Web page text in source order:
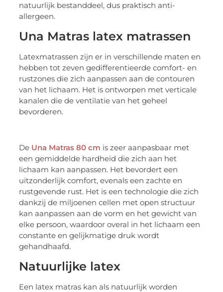
natuurlijk bestanddeel, dus praktisch anti-
allergeen.
Una Matras latex matrassen
Latexmatrassen zijn er in verschillende maten en
hebben tot zeven gedifferentieerde comfort- en
rustzones die zich aanpassen aan de contouren
van het lichaam. Het is ontworpen met verticale
kanalen die de ventilatie van het geheel
bevorderen.
De Una Matras 80 cm is zeer aanpasbaar met
een gemiddelde hardheid die zich aan het
lichaam kan aanpassen. Het bevordert een
uitzonderlijk comfort, evenals een zachte en
rustgevende rust. Het is een technologie die zich
dankzij de miljoenen cellen met open structuur
kan aanpassen aan de vorm en het gewicht van
elke persoon, waardoor overal in het lichaam een
constante en gelijkmatige druk wordt
gehandhaafd.
Natuurlijke latex
Een latex matras kan als natuurlijk worden